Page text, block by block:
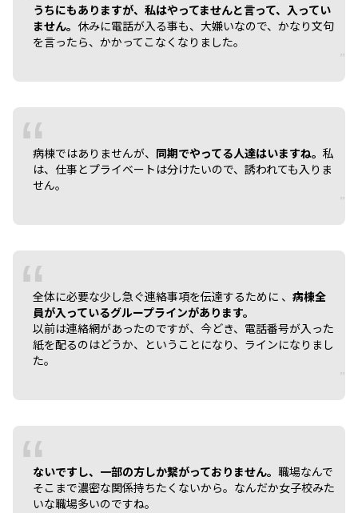
うちにもありますが、私はやってませんと言って、入ってい
ません。 休みに電話が入る事も、大嫌いなので、かなり文句
を言ったら、かかってこなくなりました。
病棟ではありませんが、 同期でやってる人達はいますね。 私
は、仕事とプライベートは分けたいので、誘われても入りま
せん。
全体に必要な少し急ぐ連絡事項を伝達するために 、 病棟全
員が入っているグループラインがあります。
以前は連絡網があったのですが、今どき、電話番号が入った
紙を配るのはどうか、ということになり、ラインになりまし
た。
ないですし、一部の方しか繋がっておりません。 職場なんで
そこまで濃密な関係持ちたくないから。なんだか女子校みた
いな職場多いのですね。